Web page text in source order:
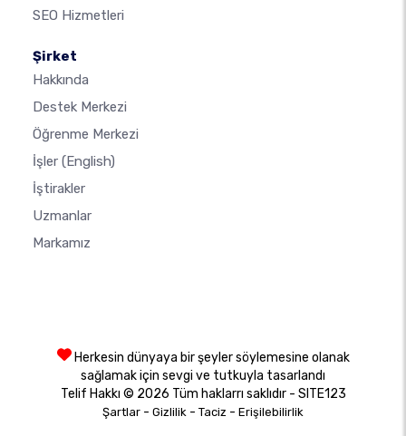
SEO Hizmetleri
Şirket
Hakkında
Destek Merkezi
Öğrenme Merkezi
İşler (English)
İştirakler
Uzmanlar
Markamız
Herkesin dünyaya bir şeyler söylemesine olanak
sağlamak için sevgi ve tutkuyla tasarlandı
Telif Hakkı © 2026 Tüm haklarrı saklıdır - SITE123
Şartlar - Gizlilik - Taciz - Erişilebilirlik